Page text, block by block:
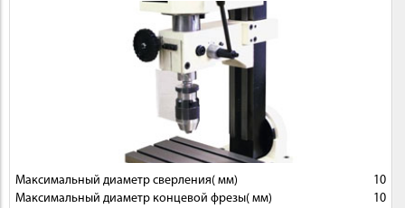
Максимальный диаметр сверления( мм)
10
Максимальный диаметр концевой фрезы( мм)
10